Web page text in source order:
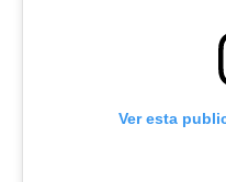
Ver esta